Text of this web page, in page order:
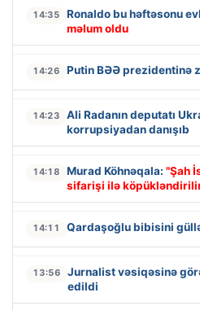
14:35 Ronaldo bu həftəsonu
məlum oldu
14:26 Putin BƏƏ prezidentinə
14:23
Ali Radanın deputatı
korrupsiyadan danışıb
14:18 Murad Köhnəqala: "Şah
sifarişi ilə
14:11 Qardaşoğlu bibisini
13:56
Jurnalist vəsiqəsinə
edildi